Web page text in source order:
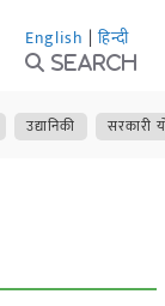
English | हिन्दी
Search
उद्यानिकी सरकारी